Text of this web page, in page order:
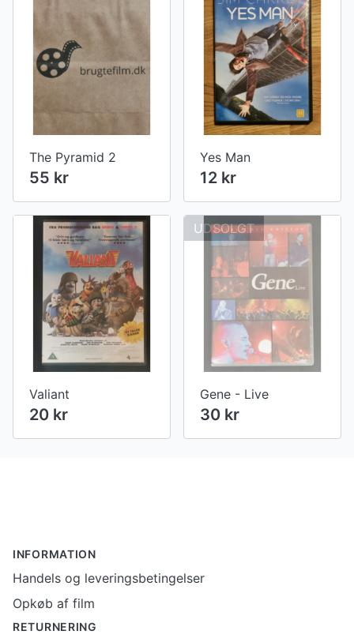
The Pyramid 2
55 kr
Yes Man
12 kr
Valiant
20 kr
UDSOLGT
Gene - Live
30 kr
INFORMATION
Handels og leveringsbetingelser
Opkøb af film
RETURNERING